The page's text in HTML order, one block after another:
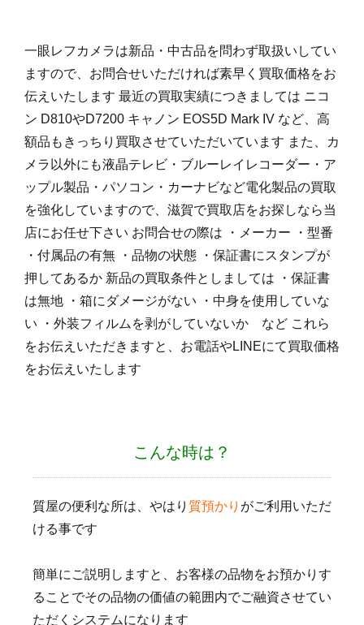
一眼レフカメラは新品・中古品を問わず取扱いしてい
ますので、お問合せいただければ素早く買取価格をお
伝えいたします 最近の買取実績につきましては ニコ
ン D810やD7200 キャノン EOS5D Mark IV など、高
額品もきっちり買取させていただいています また、カ
メラ以外にも液晶テレビ・ブルーレイレコーダー・ア
ップル製品・パソコン・カーナビなど電化製品の買取
を強化していますので、滋賀で買取店をお探しなら当
店にお任せ下さい お問合せの際は ・メーカー ・型番
・付属品の有無 ・品物の状態 ・保証書にスタンプが
押してあるか 新品の買取条件としましては ・保証書
は無地 ・箱にダメージがない ・中身を使用していな
い ・外装フィルムを剥がしていないか など これら
をお伝えいただきますと、お電話やLINEにて買取価格
をお伝えいたします
こんな時は？
質屋の便利な所は、やはり 質預かり がご利用いただ
ける事です
簡単にご説明しますと、お客様の品物をお預かりす
ることでその品物の価値の範囲内でご融資させてい
ただくシステムになります